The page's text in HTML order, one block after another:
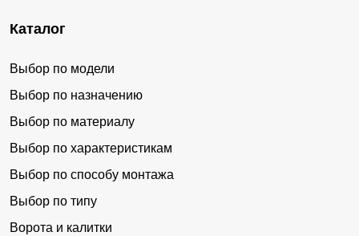
Каталог
Выбор по модели
Выбор по назначению
Выбор по материалу
Выбор по характеристикам
Выбор по способу монтажа
Выбор по типу
Ворота и калитки